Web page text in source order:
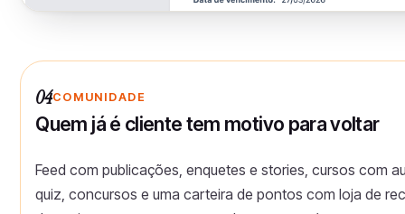
04COMUNIDADE
Quem já é cliente tem motivo para voltar
Feed com publicações, enquetes e stories, cursos com
quiz, concursos e uma carteira de pontos com loja de